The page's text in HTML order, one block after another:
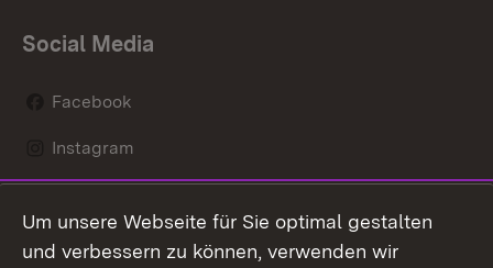
Social Media
Facebook
Instagram
Mastodon
Um unsere Webseite für Sie optimal gestalten
und verbessern zu können, verwenden wir